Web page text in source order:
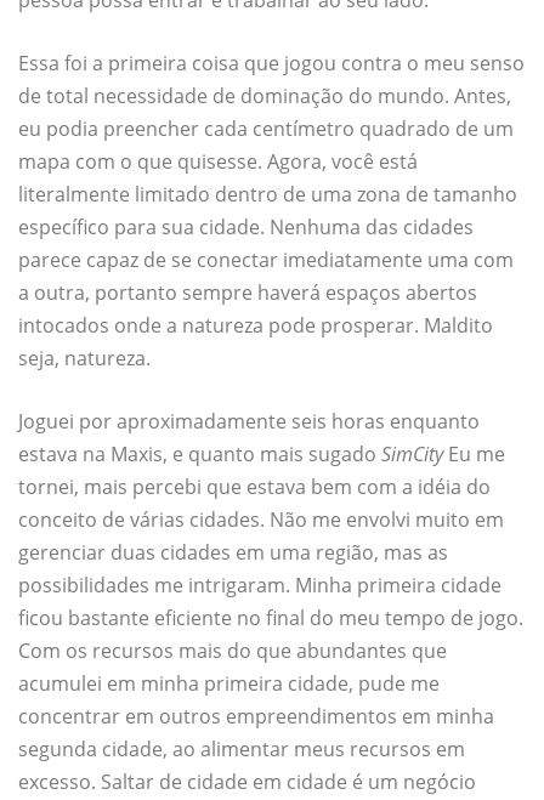
Essa foi a primeira coisa que jogou contra o meu senso
de total necessidade de dominação do mundo. Antes,
eu podia preencher cada centímetro quadrado de um
mapa com o que quisesse. Agora, você está
literalmente limitado dentro de uma zona de tamanho
específico para sua cidade. Nenhuma das cidades
parece capaz de se conectar imediatamente uma com
a outra, portanto sempre haverá espaços abertos
intocados onde a natureza pode prosperar. Maldito
seja, natureza.
Joguei por aproximadamente seis horas enquanto
estava na Maxis, e quanto mais sugado SimCityEu me
tornei, mais percebi que estava bem com a idéia do
conceito de várias cidades. Não me envolvi muito em
gerenciar duas cidades em uma região, mas as
possibilidades me intrigaram. Minha primeira cidade
ficou bastante eficiente no final do meu tempo de jogo.
Com os recursos mais do que abundantes que
acumulei em minha primeira cidade, pude me
concentrar em outros empreendimentos em minha
segunda cidade, ao alimentar meus recursos em
excesso. Saltar de cidade em cidade é um negócio